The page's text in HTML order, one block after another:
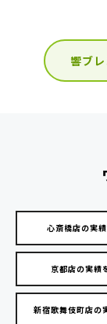
響ブ
心斎橋店の実
京都店の実績
新宿歌舞伎町店の